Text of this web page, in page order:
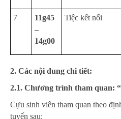
7
11g45
–
14g00
Tiệc kết nối
2. Các nội dung chi tiết:
2.1. Chương trình tham quan:
Cựu sinh viên tham quan theo
tuyến sau: